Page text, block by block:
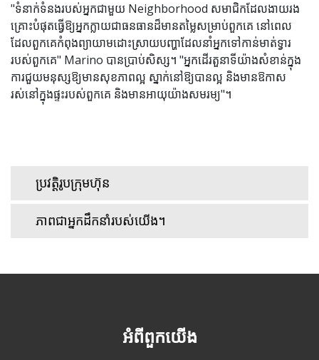
"ទំនាក់ទំនងរបស់អ្នកជាមួយ Neighborhood សមាជិកដែលងាយរង
គ្រោះបំផុតធ្វើឱ្យអ្នកក្លាយជាធនធានដ៏មានតម្លៃសម្រាប់ពួកគេ នៅពេល
ដែលពួកគេកំពុងព្យាយាមដោះស្រាយបញ្ហាដែលនាំអ្នកទៅកាន់មាត់ទ្វារ
របស់ពួកគេ" Marino បានប្រាប់សិស្ស។ "អ្នកដើរតួនាទីយ៉ាងសំខាន់ក្នុង
ការជួយមនុស្សឱ្យមានសុខភាពល្អ ស្នាក់នៅឱ្យបានល្អ និងមានឱកាស
រស់នៅក្នុងផ្ទះរបស់ពួកគេ និងមានអាយុយ៉ាងសមរម្យ"។
ប្រវត្តិរូបក្រុមហ៊ុន
ភាពជាអ្នកដឹកនាំរបស់យើង។
អំពីពួកយើង